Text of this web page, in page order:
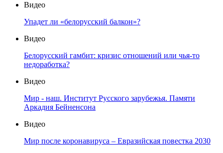
Видео
Упадет ли «белорусский балкон»?
Видео
Белорусский гамбит: кризис отношений или чья-то
недоработка?
Видео
Мир - наш. Институт Русского зарубежья. Памяти
Аркадия Бейненсона
Видео
Мир после коронавируса – Евразийская повестка 2030